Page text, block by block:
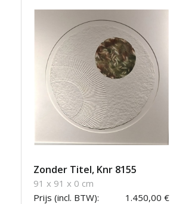
Zonder Titel, Knr 8155
91 x 91 x 0 cm
Prijs (incl. BTW):
1.450,00 €